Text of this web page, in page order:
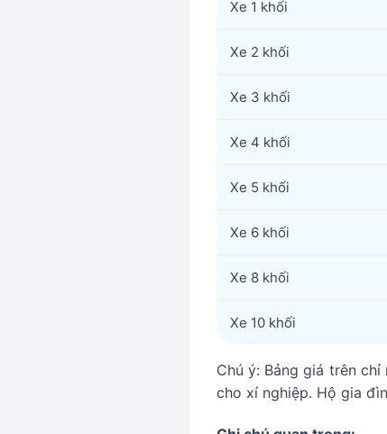
Xe 1 khối
Xe 2 khối
Xe 3 khối
Xe 4 khối
Xe 5 khối
Xe 6 khối
Xe 8 khối
Xe 10 khối
Chú ý: Bảng giá trên
cho xí nghiệp. Hộ gia